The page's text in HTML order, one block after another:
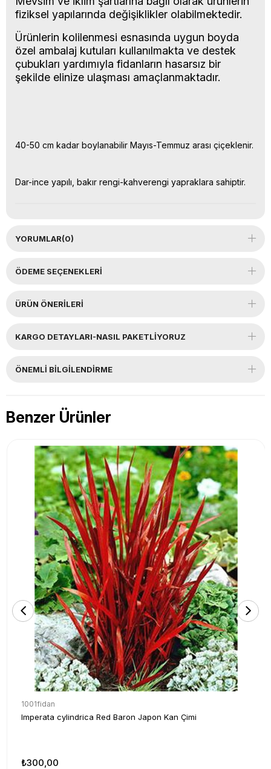
fiziksel yapılarında değişiklikler olabilmektedir.
Ürünlerin kolilenmesi esnasında uygun boyda
özel ambalaj kutuları kullanılmakta ve destek
çubukları yardımıyla fidanların hasarsız bir
şekilde elinize ulaşması amaçlanmaktadır.
40-50 cm kadar boylanabilir Mayıs-Temmuz arası çiçeklenir.
Dar-ince yapılı, bakır rengi-kahverengi yapraklara sahiptir.
YORUMLAR(0)
ÖDEME SEÇENEKLERI
ÜRÜN ÖNERILERI
KARGO DETAYLARI-NASIL PAKETLİYORUZ
ÖNEMLI BILGILENDIRME
Benzer Ürünler
1001fidan
Imperata cylindrica Red Baron Japon Kan Çimi
₺300,00